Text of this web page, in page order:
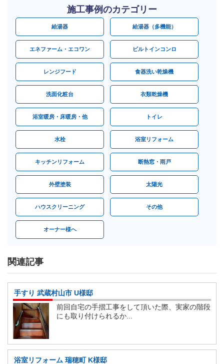
施工事例のカテゴリー
給湯器 給湯器（多機能）
エネファーム・エコワン ビルトインコンロ
レンジフード 食器洗い乾燥機
洗面化粧台 衣類乾燥機
浴室暖房・床暖房・他 トイレ
水栓 浴室リフォーム
キッチンリフォーム 断熱窓・雨戸
外壁塗装 太陽光
ハウスクリーニング その他
オーナー様へ
関連記事
手すり 武蔵村山市 U様邸
前回自宅の手摺工事をして頂いた際、実家の階段
にも取り付けられるか...
浴室リフォーム 瑞穂町 K様邸